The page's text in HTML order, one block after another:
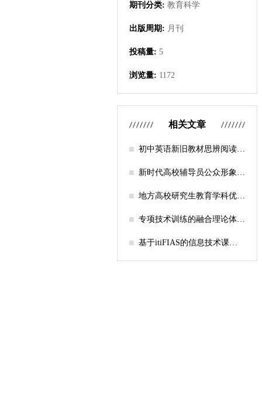
期刊分类: 教育科学
出版周期: 月刊
投稿量: 5
浏览量: 1172
相关文章
初中英语新旧教材思辨阅读任
新时代高校辅导员公众形象塑
地方高校研究生教育学科优化
径探析
专项技术训练的融合理论体系
基于itiFIAS的信息技术课堂